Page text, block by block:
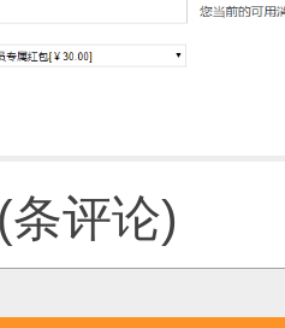
(条评论)